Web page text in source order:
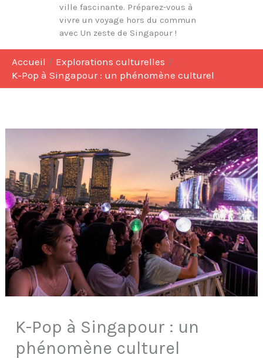
ville fascinante. Préparez-vous à
vivre un voyage hors du commun
avec Un zeste de Singapour !
Accueil
Explorations culturelles
K-Pop à Singapour : un phénomène culturel
K-Pop à Singapour : un
phénomène culturel